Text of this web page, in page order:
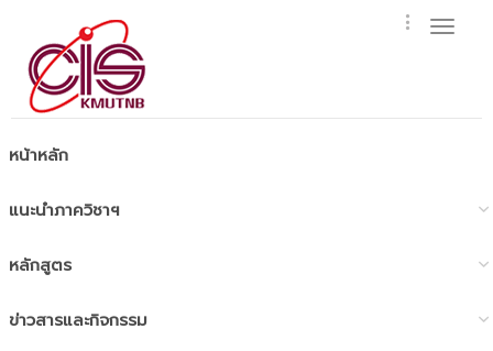
หน้าหลัก
แนะนำภาควิชาฯ
หลักสูตร
ข่าวสารและกิจกรรม